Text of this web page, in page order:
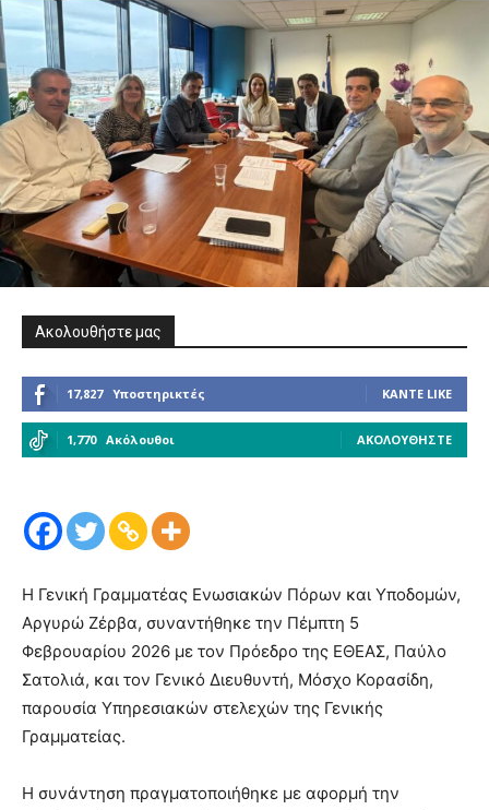
Ακολουθήστε μας
17,827 Υποστηρικτές ΚΆΝΤΕ LIKE
1,770 Ακόλουθοι ΑΚΟΛΟΥΘΉΣΤΕ
Η Γενική Γραμματέας Ενωσιακών Πόρων και Υποδομών,
Αργυρώ Ζέρβα, συναντήθηκε την Πέμπτη 5
Φεβρουαρίου 2026 με τον Πρόεδρο της ΕΘΕΑΣ, Παύλο
Σατολιά, και τον Γενικό Διευθυντή, Μόσχο Κορασίδη,
παρουσία Υπηρεσιακών στελεχών της Γενικής
Γραμματείας.
Η συνάντηση πραγματοποιήθηκε με αφορμή την